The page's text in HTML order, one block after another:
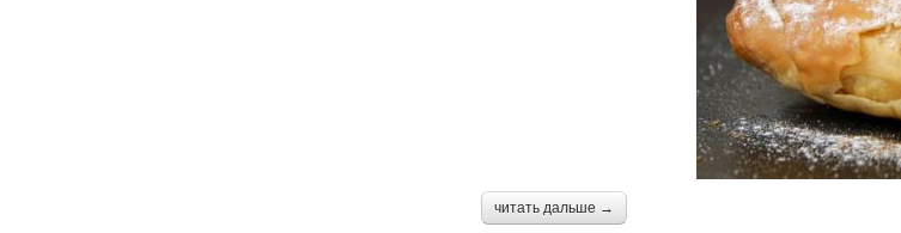
читать дальше →